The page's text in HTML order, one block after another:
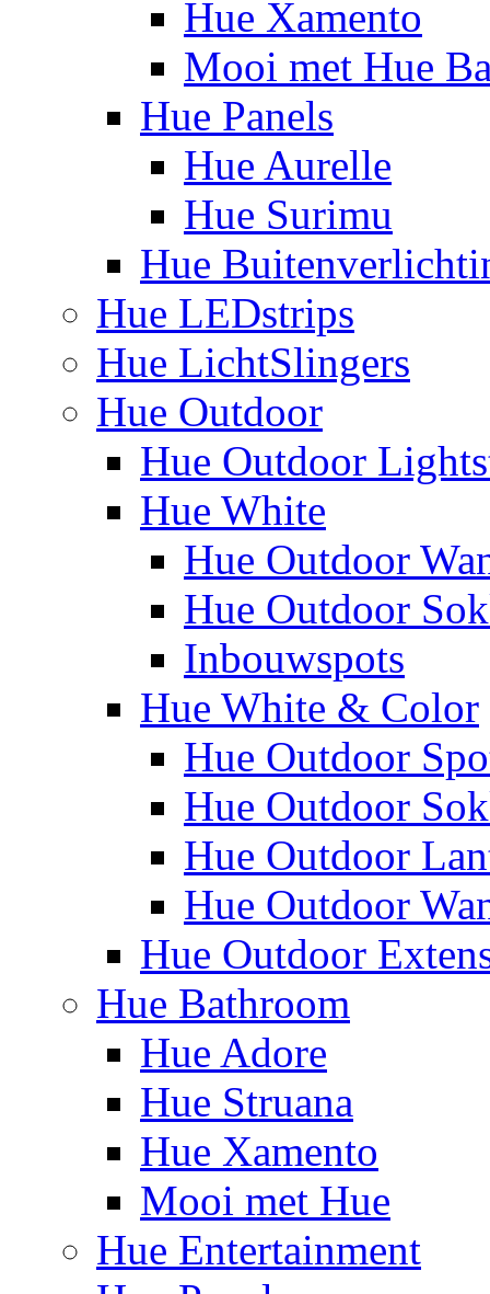
Hue Xamento
Mooi met Hue
Hue Panels
Hue Aurelle
Hue Surimu
Hue
Hue LEDstrips
Hue LichtSlingers
Hue Outdoor
Hue Outdoor
Hue White
Hue Outdoor
Hue Outdoor
Inbouwspots
Hue White & Color
Hue Outdoor
Hue Outdoor
Hue Outdoor
Hue Outdoor
Hue Outdoor
Hue Bathroom
Hue Adore
Hue Struana
Hue Xamento
Mooi met Hue
Hue Entertainment